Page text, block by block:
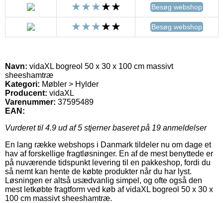
Besøg webshop
Besøg webshop
Navn: vidaXL bogreol 50 x 30 x 100 cm massivt
sheeshamtræ
Kategori: Møbler > Hylder
Producent: vidaXL
Varenummer: 37595489
EAN:
Vurderet til 4.9 ud af 5 stjerner baseret på 19 anmeldelser
En lang række webshops i Danmark tildeler nu om dage et
hav af forskellige fragtløsninger. En af de mest benyttede er
på nuværende tidspunkt levering til en pakkeshop, fordi du
så nemt kan hente de købte produkter når du har lyst.
Løsningen er altså usædvanlig simpel, og ofte også den
mest letkøbte fragtform ved køb af vidaXL bogreol 50 x 30 x
100 cm massivt sheeshamtræ.